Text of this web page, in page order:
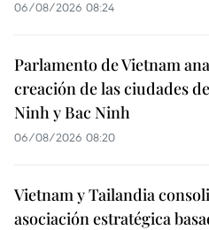
06/08/2026 08:24
Parlamento de Vietnam
creación de las ciudades
Ninh y Bac Ninh
06/08/2026 08:20
Vietnam y Tailandia
asociación estratégica